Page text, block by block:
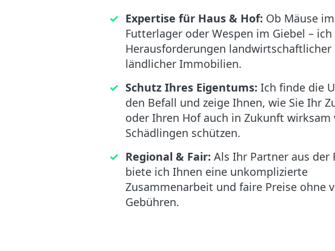
Expertise für Haus & Hof: Ob Mäuse im
Futterlager oder Wespen im Giebel –
Herausforderungen landwirtschaftlicher
ländlicher Immobilien.
Schutz Ihres Eigentums: Ich finde die
den Befall und zeige Ihnen, wie Sie Ihr
oder Ihren Hof auch in Zukunft wirksam
Schädlingen schützen.
Regional & Fair: Als Ihr Partner aus der
biete ich Ihnen eine unkomplizierte
Zusammenarbeit und faire Preise ohne
Gebühren.